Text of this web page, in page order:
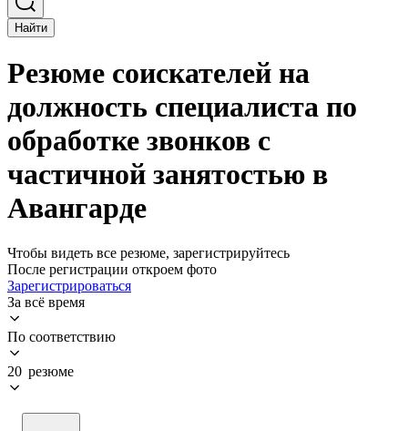
Найти
Резюме соискателей на
должность специалиста по
обработке звонков с
частичной занятостью в
Авангарде
Чтобы видеть все резюме, зарегистрируйтесь
После регистрации откроем фото
Зарегистрироваться
За всё время
По соответствию
20 резюме